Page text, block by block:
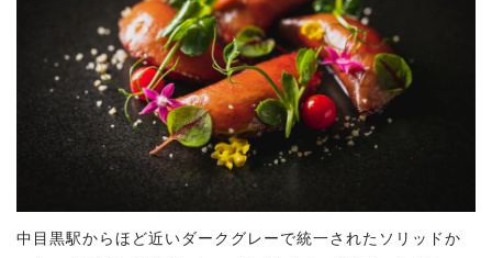
中目黒駅からほど近いダークグレーで統一されたソリッドか